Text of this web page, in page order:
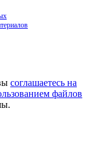
соглашаетесь на
файлов